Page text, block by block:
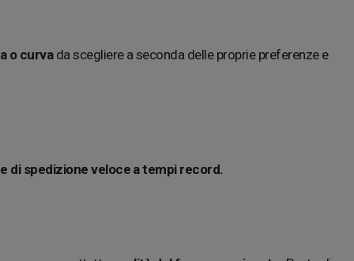
o curvada scegliere a seconda delle proprie preferenze e
di spedizione veloce a tempi record.